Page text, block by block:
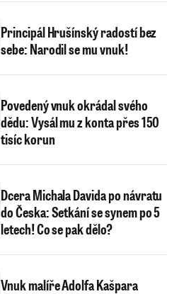
Principál Hrušínský radostí bez
sebe: Narodil se mu vnuk!
Povedený vnuk okrádal svého
dědu: Vysál mu z konta přes 150
tisíc korun
Dcera Michala Davida po návratu
do Česka: Setkání se synem po 5
letech! Co se pak dělo?
Vnuk malíře Adolfa Kašpara